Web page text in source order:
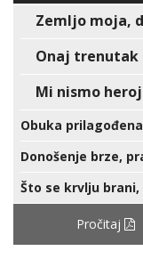
Zemljo moja,
Onaj trenutak
Mi nismo
Obuka
Donošenje brze,
Što se krvlju
Pročitaj